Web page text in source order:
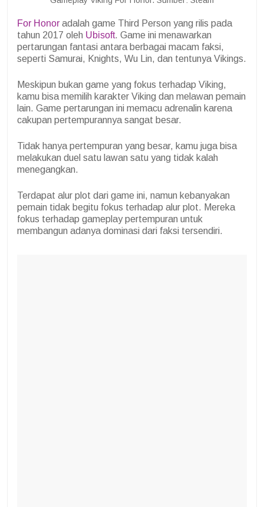
For Honor adalah game Third Person yang rilis pada
tahun 2017 oleh Ubisoft. Game ini menawarkan
pertarungan fantasi antara berbagai macam faksi,
seperti Samurai, Knights, Wu Lin, dan tentunya Vikings.
Meskipun bukan game yang fokus terhadap Viking,
kamu bisa memilih karakter Viking dan melawan pemain
lain. Game pertarungan ini memacu adrenalin karena
cakupan pertempurannya sangat besar.
Tidak hanya pertempuran yang besar, kamu juga bisa
melakukan duel satu lawan satu yang tidak kalah
menegangkan.
Terdapat alur plot dari game ini, namun kebanyakan
pemain tidak begitu fokus terhadap alur plot. Mereka
fokus terhadap gameplay pertempuran untuk
membangun adanya dominasi dari faksi tersendiri.